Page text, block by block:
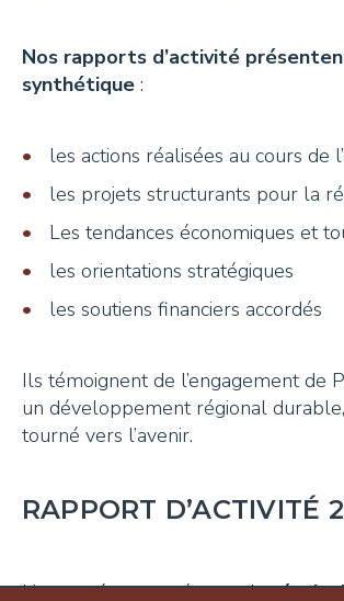
Nos rapports d’activité
synthétique :
les actions réalisées au cours de
les projets structurants pour la
Les tendances économiques et
les orientations stratégiques
les soutiens financiers accordés
Ils témoignent de l’engagement de
un développement régional
tourné vers l’avenir.
RAPPORT D’ACTIVITÉ
Une année marquée par des